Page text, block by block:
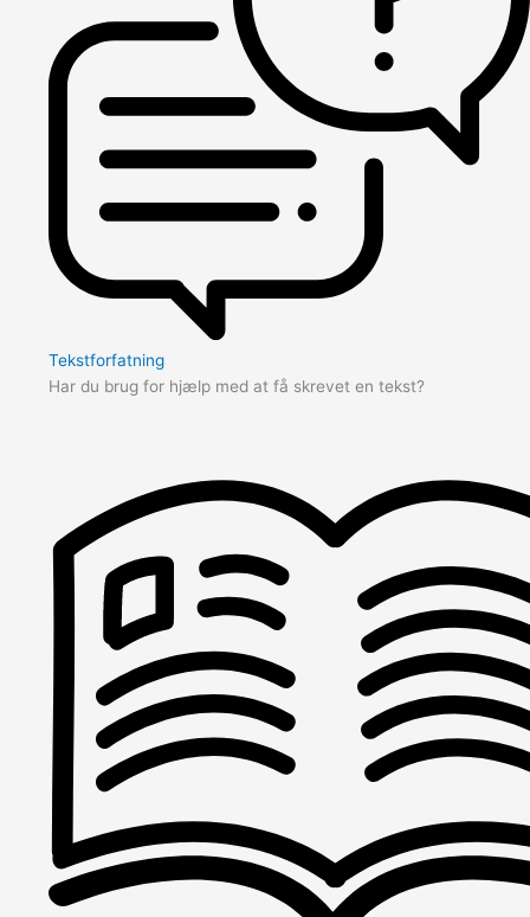
Tekstforfatning
Har du brug for hjælp med at få skrevet en tekst?